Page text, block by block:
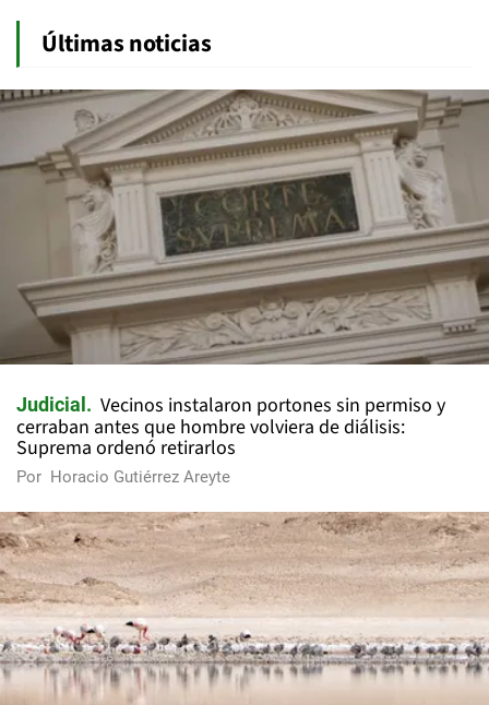
Últimas noticias
Judicial
Vecinos instalaron portones sin permiso y
cerraban antes que hombre volviera de diálisis:
Suprema ordenó retirarlos
Por Horacio Gutiérrez Areyte